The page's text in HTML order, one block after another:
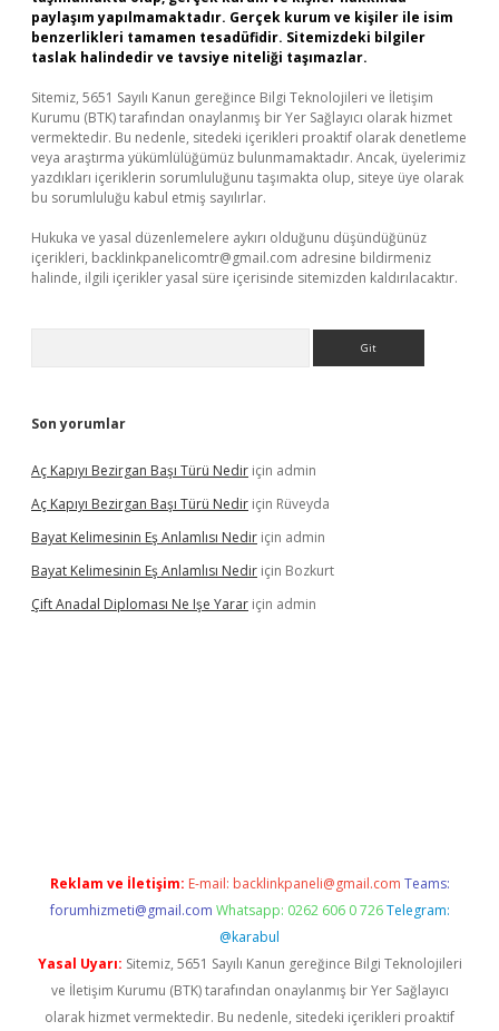
paylaşım yapılmamaktadır. Gerçek kurum ve kişiler ile isim
benzerlikleri tamamen tesadüfidir. Sitemizdeki bilgiler
taslak halindedir ve tavsiye niteliği taşımazlar.
Sitemiz, 5651 Sayılı Kanun gereğince Bilgi Teknolojileri ve İletişim
Kurumu (BTK) tarafından onaylanmış bir Yer Sağlayıcı olarak hizmet
vermektedir. Bu nedenle, sitedeki içerikleri proaktif olarak denetleme
veya araştırma yükümlülüğümüz bulunmamaktadır. Ancak, üyelerimiz
yazdıkları içeriklerin sorumluluğunu taşımakta olup, siteye üye olarak
bu sorumluluğu kabul etmiş sayılırlar.
Hukuka ve yasal düzenlemelere aykırı olduğunu düşündüğünüz
içerikleri, backlinkpanelicomtr@gmail.com adresine bildirmeniz
halinde, ilgili içerikler yasal süre içerisinde sitemizden kaldırılacaktır.
Son yorumlar
Aç Kapıyı Bezirgan Başı Türü Nedir için admin
Aç Kapıyı Bezirgan Başı Türü Nedir için Rüveyda
Bayat Kelimesinin Eş Anlamlısı Nedir için admin
Bayat Kelimesinin Eş Anlamlısı Nedir için Bozkurt
Çift Anadal Diploması Ne Işe Yarar için admin
Reklam ve İletişim: E-mail: backlinkpaneli@gmail.com Teams:
forumhizmeti@gmail.com Whatsapp: 0262 606 0 726 Telegram:
@karabul
Yasal Uyarı: Sitemiz, 5651 Sayılı Kanun gereğince Bilgi Teknolojileri
ve İletişim Kurumu (BTK) tarafından onaylanmış bir Yer Sağlayıcı
olarak hizmet vermektedir. Bu nedenle, sitedeki içerikleri proaktif